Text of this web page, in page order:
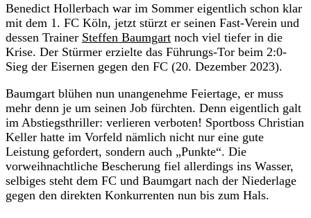
Benedict Hollerbach war im Sommer eigentlich schon klar
mit dem 1. FC Köln, jetzt stürzt er seinen Fast-Verein und
dessen Trainer Steffen Baumgart noch viel tiefer in die
Krise. Der Stürmer erzielte das Führungs-Tor beim 2:0-
Sieg der Eisernen gegen den FC (20. Dezember 2023).
Baumgart blühen nun unangenehme Feiertage, er muss
mehr denn je um seinen Job fürchten. Denn eigentlich galt
im Abstiegsthriller: verlieren verboten! Sportboss Christian
Keller hatte im Vorfeld nämlich nicht nur eine gute
Leistung gefordert, sondern auch „Punkte“. Die
vorweihnachtliche Bescherung fiel allerdings ins Wasser,
selbiges steht dem FC und Baumgart nach der Niederlage
gegen den direkten Konkurrenten nun bis zum Hals.